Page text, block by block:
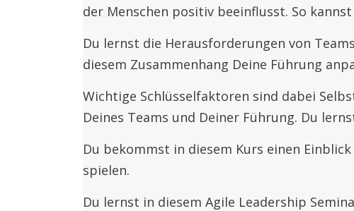
der Menschen positiv beeinflusst. So
Du lernst die Herausforderungen von
diesem Zusammenhang Deine Führung
Wichtige Schlüsselfaktoren sind dabei
Deines Teams und Deiner Führung. Du
Du bekommst in diesem Kurs einen
spielen.
Du lernst in diesem Agile Leadership